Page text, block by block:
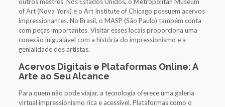
of Art (Nova York) e o Art Institute of Chicago possuem acervos
impressionantes. No Brasil, o MASP (São Paulo) também conta
com peças importantes. Visitar esses locais proporciona uma
conexão inigualável com a história do impressionismo e a
genialidade dos artistas.
Acervos Digitais e Plataformas Online: A
Arte ao Seu Alcance
Para quem não pode viajar, a tecnologia oferece uma galeria
virtual impressionismo rica e acessível. Plataformas como o